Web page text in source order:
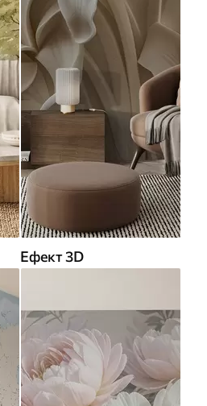
Ефект 3D